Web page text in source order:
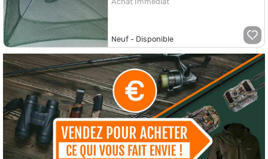
Neuf - Disponible